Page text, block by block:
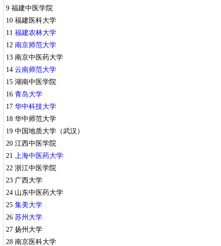
9 福建中医学院
10 福建医科大学
11 福建农林大学
12 南京师范大学
13 南京中医药大学
14 云南师范大学
15 湖南中医学院
16 青岛大学
17 华中科技大学
18 华中师范大学
19 中国地质大学（武汉）
20 江西中医学院
21 上海中医药大学
22 浙江中医学院
23 广西大学
24 山东中医药大学
25 集美大学
26 苏州大学
27 扬州大学
28 南京医科大学